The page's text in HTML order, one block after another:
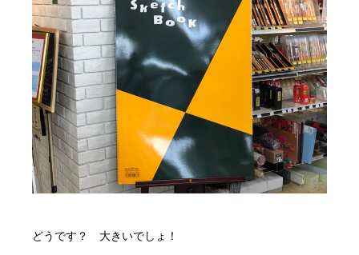
どうです？ 大きいでしょ！